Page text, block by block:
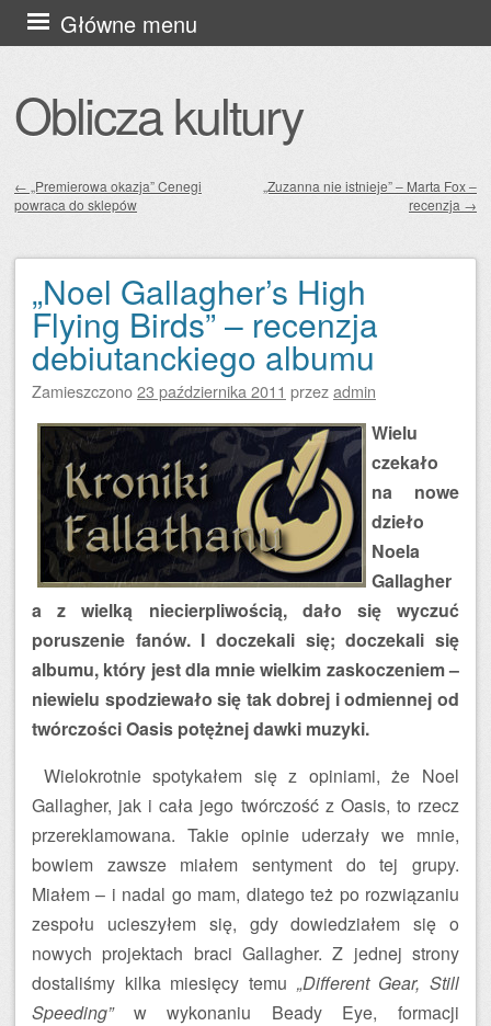
Oblicza kultury
Główne menu
Przejdź
do
Zobacz wpisy
← „Premierowa okazja” Cenegi
powraca do sklepów
„Zuzanna nie istnieje” – Marta Fox –
recenzja →
„Noel Gallagher’s High
Flying Birds” – recenzja
debiutanckiego albumu
Zamieszczono23 października 2011 przezadmin
Wielu
czekało
na nowe
dzieło
Noela
Gallagher
a z wielką niecierpliwością, dało się wyczuć
poruszenie fanów. I doczekali się; doczekali się
albumu, który jest dla mnie wielkim zaskoczeniem –
niewielu spodziewało się tak dobrej i odmiennej od
twórczości Oasis potężnej dawki muzyki.
Wielokrotnie spotykałem się z opiniami, że Noel
Gallagher, jak i cała jego twórczość z Oasis, to rzecz
przereklamowana. Takie opinie uderzały we mnie,
bowiem zawsze miałem sentyment do tej grupy.
Miałem – i nadal go mam, dlatego też po rozwiązaniu
zespołu ucieszyłem się, gdy dowiedziałem się o
nowych projektach braci Gallagher. Z jednej strony
dostaliśmy kilka miesięcy temu „Different Gear, Still
Speeding”w wykonaniu Beady Eye, formacji